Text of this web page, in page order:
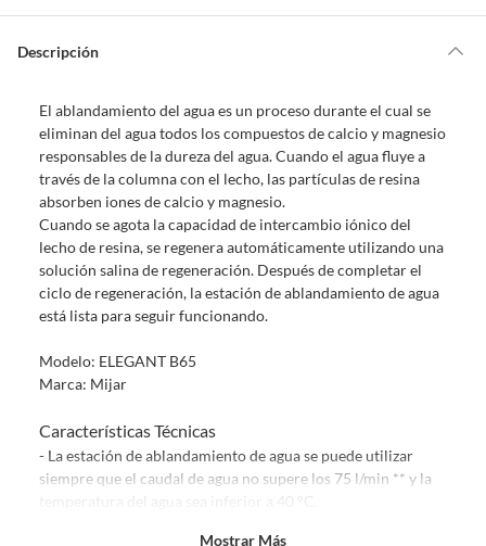
de la compra.
comprado por internet y que hay ciertas categorías que no tienen este
derecho:
Productos que, por su naturaleza, no puedan ser devueltos,
puedan deteriorarse o caducar con rapidez.
Confeccionados a la medida.
De uso personal.
En sodimac.cl te damos 30 días desde que recibes el producto. Debe
estar en perfecto estado, con todas sus etiquetas y sin uso, tal como te lo
entregamos.
Productos digitales que se entregan a través de una descarga
electrónica, por ejemplo, cupones de experiencia o programas
Productos a pedido o confeccionados a medida.
Productos que han sido informados como imperfectos, usados,
reparados, abiertos, de segunda selección, remanufacturados o
Descripción
El ablandamiento del agua es un proceso durante el cual se
eliminan del agua todos los compuestos de calcio y magnesio
responsables de la dureza del agua. Cuando el agua fluye a
través de la columna con el lecho, las partículas de resina
absorben iones de calcio y magnesio.
Cuando se agota la capacidad de intercambio iónico del
lecho de resina, se regenera automáticamente utilizando una
solución salina de regeneración. Después de completar el
ciclo de regeneración, la estación de ablandamiento de agua
está lista para seguir funcionando.
Modelo: ELEGANT B65
Marca: Mijar
Características Técnicas
- La estación de ablandamiento de agua se puede utilizar
siempre que el caudal de agua no supere los 75 l/min ** y la
temperatura del agua sea inferior a 40 °C.
Mostrar Más